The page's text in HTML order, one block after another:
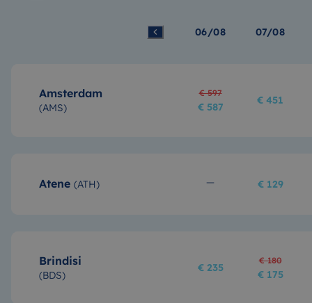
06/08 07/08
Amsterdam
(AMS)
€ 597
€ 587
€ 451
Atene (ATH) € 129
Brindisi
(BDS)
€ 235
€ 180
€ 175